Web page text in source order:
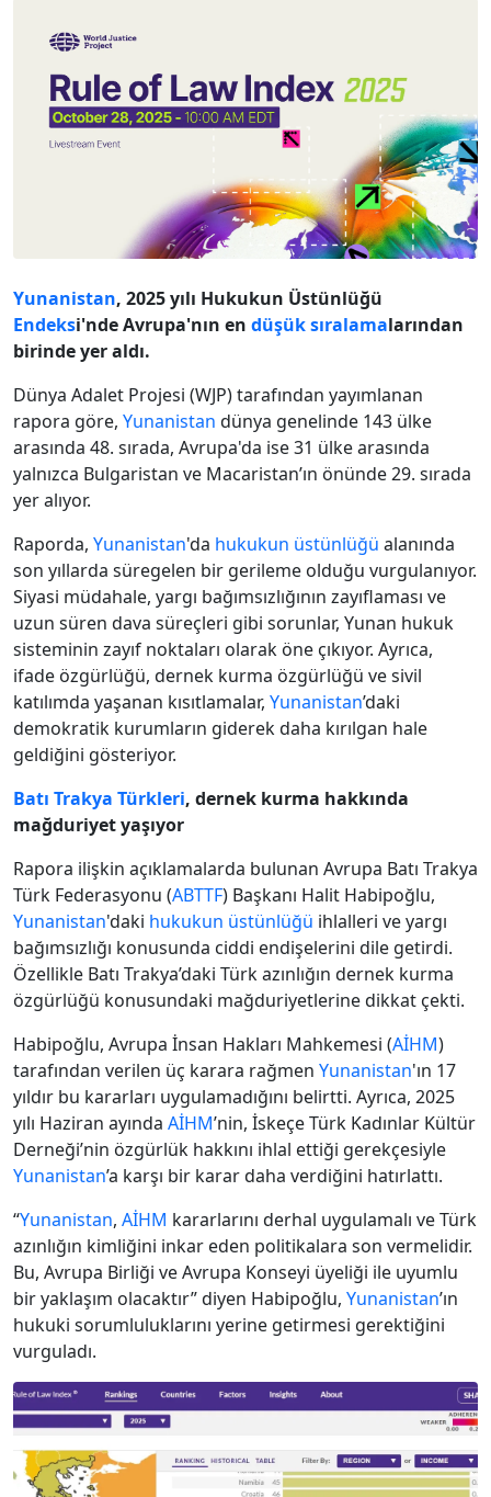
Yunanistan, 2025 yılı Hukukun Üstünlüğü
Endeksi'nde Avrupa'nın en düşüksıralamalarından
birinde yer aldı.
Dünya Adalet Projesi (WJP) tarafından yayımlanan
rapora göre, Yunanistan dünya genelinde 143 ülke
arasında 48. sırada, Avrupa'da ise 31 ülke arasında
yalnızca Bulgaristan ve Macaristan’ın önünde 29. sırada
yer alıyor.
Raporda, Yunanistan'da hukukun üstünlüğü alanında
son yıllarda süregelen bir gerileme olduğu vurgulanıyor.
Siyasi müdahale, yargı bağımsızlığının zayıflaması ve
uzun süren dava süreçleri gibi sorunlar, Yunan hukuk
sisteminin zayıf noktaları olarak öne çıkıyor. Ayrıca,
ifade özgürlüğü, dernek kurma özgürlüğü ve sivil
katılımda yaşanan kısıtlamalar, Yunanistan’daki
demokratik kurumların giderek daha kırılgan hale
geldiğini gösteriyor.
Batı Trakya Türkleri, dernek kurma hakkında
mağduriyet yaşıyor
Rapora ilişkin açıklamalarda bulunan Avrupa Batı Trakya
Türk Federasyonu (ABTTF) Başkanı Halit Habipoğlu,
Yunanistan'daki hukukun üstünlüğü ihlalleri ve yargı
bağımsızlığı konusunda ciddi endişelerini dile getirdi.
Özellikle Batı Trakya’daki Türk azınlığın dernek kurma
özgürlüğü konusundaki mağduriyetlerine dikkat çekti.
Habipoğlu, Avrupa İnsan Hakları Mahkemesi (AİHM)
tarafından verilen üç karara rağmen Yunanistan'ın 17
yıldır bu kararları uygulamadığını belirtti. Ayrıca, 2025
yılı Haziran ayında AİHM’nin, İskeçe Türk Kadınlar Kültür
Derneği’nin özgürlük hakkını ihlal ettiği gerekçesiyle
Yunanistan’a karşı bir karar daha verdiğini hatırlattı.
“Yunanistan, AİHM kararlarını derhal uygulamalı ve Türk
azınlığın kimliğini inkar eden politikalara son vermelidir.
Bu, Avrupa Birliği ve Avrupa Konseyi üyeliği ile uyumlu
bir yaklaşım olacaktır” diyen Habipoğlu, Yunanistan’ın
hukuki sorumluluklarını yerine getirmesi gerektiğini
vurguladı.